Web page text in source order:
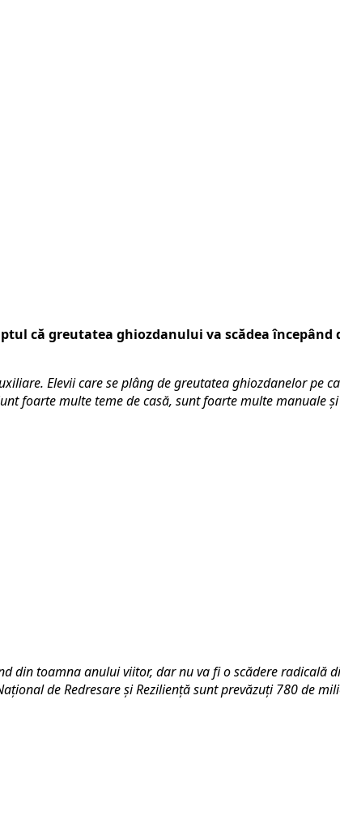
că greutatea ghiozdanului va scădea
Elevii care se plâng de greutatea ghiozdanelor pe
foarte multe teme de casă, sunt foarte multe manuale
din toamna anului viitor, dar nu va fi o scădere
de Redresare și Reziliență sunt prevăzuți 780 de